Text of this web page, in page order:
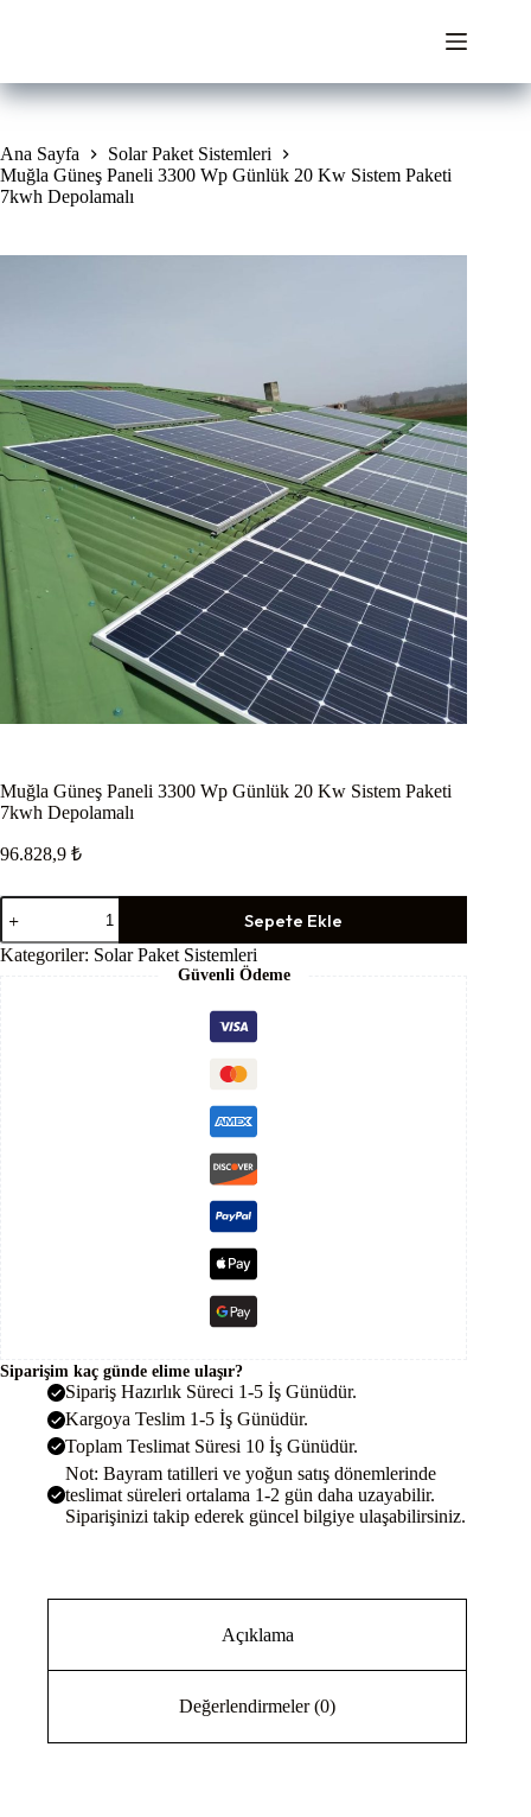
Ana Sayfa
Solar Paket Sistemleri
Muğla Güneş Paneli 3300 Wp Günlük 20 Kw Sistem Paketi
7kwh Depolamalı
Muğla Güneş Paneli 3300 Wp Günlük 20 Kw Sistem Paketi
7kwh Depolamalı
96.828,9 ₺
Muğla
Güneş
Paneli
3300
Sepete Ekle
Kategoriler: Solar Paket Sistemleri
Güvenli Ödeme
Siparişim kaç günde elime ulaşır?
Sipariş Hazırlık Süreci 1-5 İş Günüdür.
Kargoya Teslim 1-5 İş Günüdür.
Toplam Teslimat Süresi 10 İş Günüdür.
Not: Bayram tatilleri ve yoğun satış dönemlerinde
teslimat süreleri ortalama 1-2 gün daha uzayabilir.
Siparişinizi takip ederek güncel bilgiye ulaşabilirsiniz.
Açıklama
Değerlendirmeler (0)